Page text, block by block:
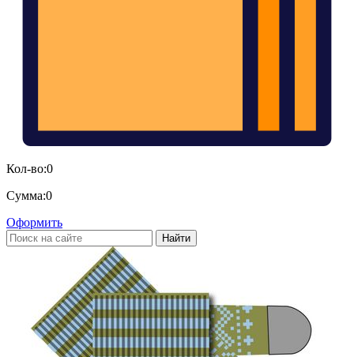
Кол-во:0
Сумма:0
Оформить
Найти